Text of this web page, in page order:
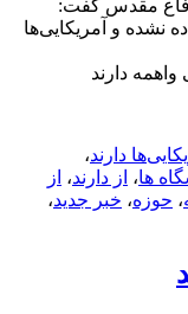
مقدس گفت:
نشده و آمریکایی‌ها
واهمه دارند
دارند،
ها، از دارند، از
، حوزه، خبر جدید،